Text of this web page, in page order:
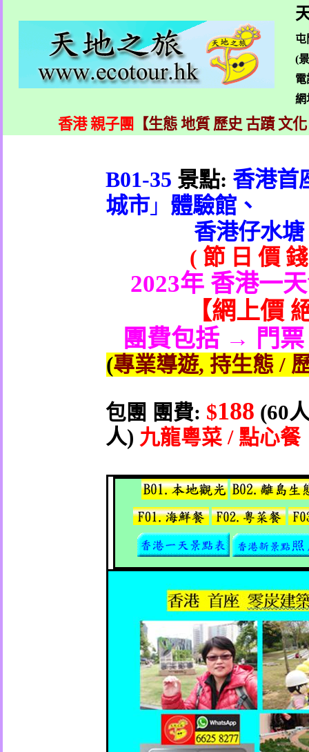
屯
(
電
香港 親子團 【生態 地質 歷史 古蹟 文
B01-35 景點:香港首
城市 」 體驗館 、
香港仔水塘
( 節 日 價 錢
2023年 香港一
【網上價
團費包括 → 門票
(專業導遊, 持生態 /
包團 團費: $188 (60
人) 九龍粵菜 / 點心餐